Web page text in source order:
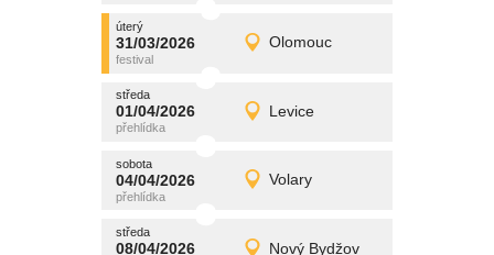
úterý
31/03/2026 Olomouc
úterý
31/03/2026 Detail
promítání
středa
01/04/2026 Levice
středa
01/04/2026 Detail
promítání
sobota
04/04/2026 Volary
sobota
04/04/2026 Detail
promítání
středa
08/04/2026 Nový Bydžov
08/04/2026 promítání